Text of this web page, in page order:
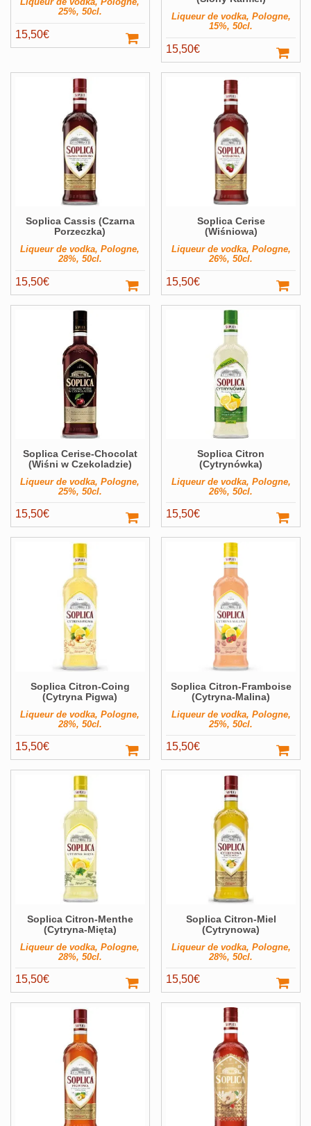
25%, 50cl.
15,50€
Liqueur de vodka, Pologne,
15%, 50cl.
15,50€
Soplica Cassis (Czarna
Porzeczka)
Liqueur de vodka, Pologne,
28%, 50cl.
15,50€
Soplica Cerise
(Wiśniowa)
Liqueur de vodka, Pologne,
26%, 50cl.
15,50€
Soplica Cerise-Chocolat
(Wiśni w Czekoladzie)
Liqueur de vodka, Pologne,
25%, 50cl.
15,50€
Soplica Citron
(Cytrynówka)
Liqueur de vodka, Pologne,
26%, 50cl.
15,50€
Soplica Citron-Coing
(Cytryna Pigwa)
Liqueur de vodka, Pologne,
28%, 50cl.
15,50€
Soplica Citron-Framboise
(Cytryna-Malina)
Liqueur de vodka, Pologne,
25%, 50cl.
15,50€
Soplica Citron-Menthe
(Cytryna-Mięta)
Liqueur de vodka, Pologne,
28%, 50cl.
15,50€
Soplica Citron-Miel
(Cytrynowa)
Liqueur de vodka, Pologne,
28%, 50cl.
15,50€